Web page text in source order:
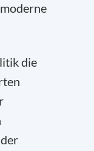
die